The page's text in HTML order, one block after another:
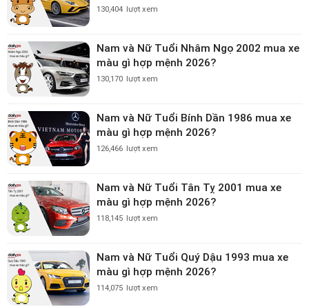
130,404 lượt xem
Nam và Nữ Tuổi Nhâm Ngọ 2002 mua xe
màu gì hợp mệnh 2026?
130,170 lượt xem
Nam và Nữ Tuổi Bính Dần 1986 mua xe
màu gì hợp mệnh 2026?
126,466 lượt xem
Nam và Nữ Tuổi Tân Tỵ 2001 mua xe
màu gì hợp mệnh 2026?
118,145 lượt xem
Nam và Nữ Tuổi Quý Dậu 1993 mua xe
màu gì hợp mệnh 2026?
114,075 lượt xem